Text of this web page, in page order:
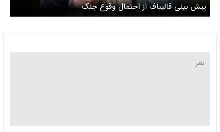
پیش بینی قالیباف از احتمال وقوع جنگ